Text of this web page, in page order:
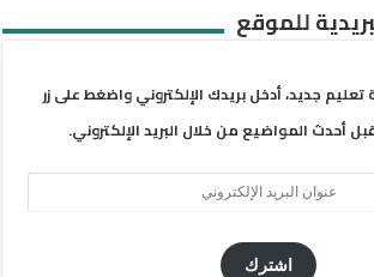
للموقع
جديد، أدخل بريدك الإلكتروني واضغط على زر
أحدث المواضيع من خلال البريد الإلكتروني.
اشترك